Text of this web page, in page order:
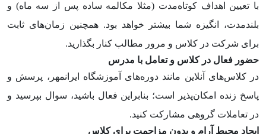
با تعیین اهداف کوتاه‌مدت (مثلا مکالمه ساده پس از سه ماه) و
بلندمدت، انگیزه شما بیشتر خواهد بود. همچنین زمان‌های ثابت
برای شرکت در کلاس و مرور مطالب کنار بگذارید.
حضور فعال در کلاس و تعامل با مدرس
در کلاس‌های آنلاین مانند دوره‌های آموزشگاه ایرانمهر، پرسش و
پاسخ زنده امکان‌پذیر است؛ بنابراین فعال باشید، سوال بپرسید و
در تعاملات گروهی مشارکت کنید.
ایجاد محیط آرام و بدون مزاحمت برای کلاس